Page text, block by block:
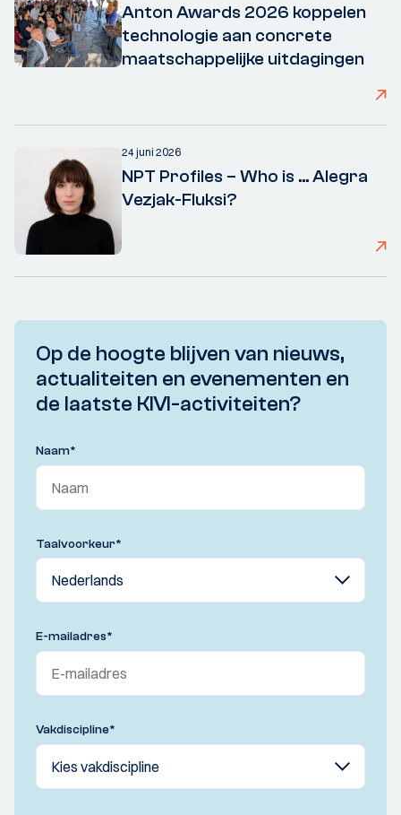
Anton Awards 2026 koppelen
technologie aan concrete
maatschappelijke uitdagingen
24 juni 2026
NPT Profiles – Who is ... Alegra
Vezjak-Fluksi?
Op de hoogte blijven van nieuws,
actualiteiten en evenementen en
de laatste KIVI-activiteiten?
Naam*
Taalvoorkeur*
E-mailadres*
Vakdiscipline*